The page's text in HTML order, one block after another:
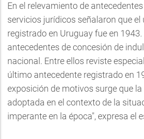
En el relevamiento de
servicios jurídicos señalaron que
registrado en Uruguay fue en
antecedentes de concesión de
nacional. Entre ellos reviste
último antecedente registrado en
exposición de motivos surge que
adoptada en el contexto de la
imperante en la época", expresa el